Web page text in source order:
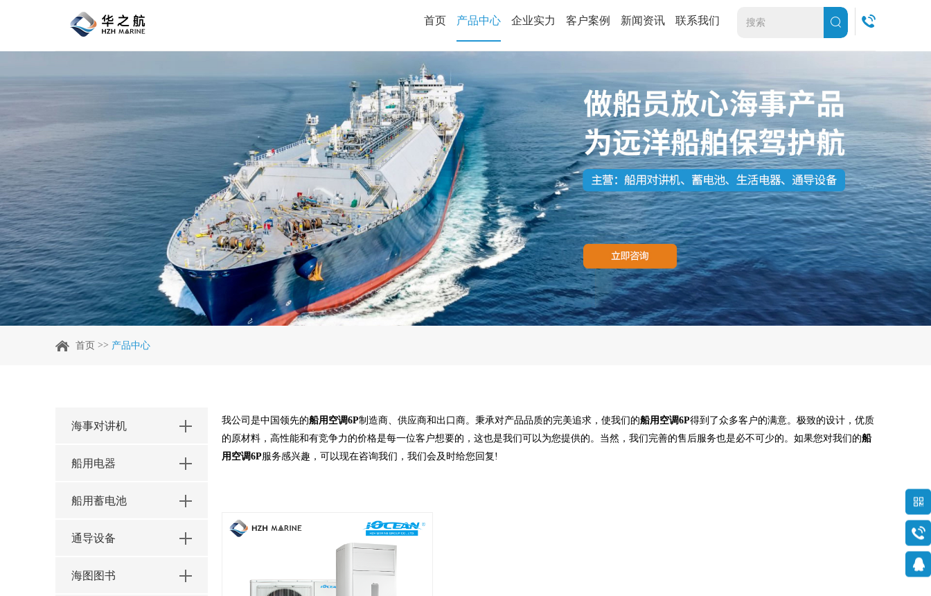
首页 产品中心 企业实力 客户案例 新闻资讯 联系我们
首页 >> 产品中心
我公司是中国领先的船用空调6P制造商、供应商和出口商。秉承对产品品质的完美追求，使我们的船用空调6P得到了众多客户的满意。极致的设计，优质
的原材料，高性能和有竞争力的价格是每一位客户想要的，这也是我们可以为您提供的。当然，我们完善的售后服务也是必不可少的。如果您对我们的船
用空调6P服务感兴趣，可以现在咨询我们，我们会及时给您回复!
海事对讲机
船用电器
船用蓄电池
通导设备
海图图书